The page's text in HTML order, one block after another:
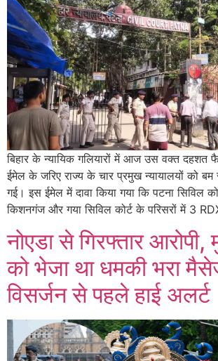
बिहार के न्यायिक गलियारों में आज उस वक्त दहशत
ईमेल के जरिए राज्य के चार प्रमुख न्यायालयों को
गई। इस ईमेल में दावा किया गया कि पटना सिविल
किशनगंज और गया सिविल कोर्ट के परिसरों में 3
नोएडा से गिरफ्तार
को भेजा था धमकी भरा
विसर्जन से पहले हाई अलर्ट